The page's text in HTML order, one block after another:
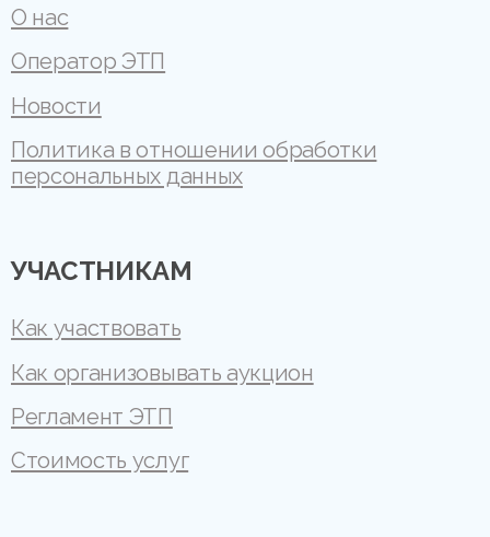
О нас
Оператор ЭТП
Новости
Политика в отношении обработки
персональных данных
УЧАСТНИКАМ
Как участвовать
Как организовывать аукцион
Регламент ЭТП
Стоимость услуг